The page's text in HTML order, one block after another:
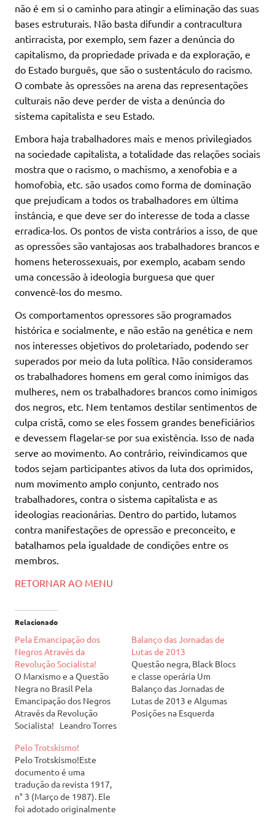
não é em si o caminho para atingir a eliminação das suas
bases estruturais. Não basta difundir a contracultura
antirracista, por exemplo, sem fazer a denúncia do
capitalismo, da propriedade privada e da exploração, e
do Estado burguês, que são o sustentáculo do racismo.
O combate às opressões na arena das representações
culturais não deve perder de vista a denúncia do
sistema capitalista e seu Estado.
Embora haja trabalhadores mais e menos privilegiados
na sociedade capitalista, a totalidade das relações sociais
mostra que o racismo, o machismo, a xenofobia e a
homofobia, etc. são usados como forma de dominação
que prejudicam a todos os trabalhadores em última
instância, e que deve ser do interesse de toda a classe
erradica-los. Os pontos de vista contrários a isso, de que
as opressões são vantajosas aos trabalhadores brancos e
homens heterossexuais, por exemplo, acabam sendo
uma concessão à ideologia burguesa que quer
convencê-los do mesmo.
Os comportamentos opressores são programados
histórica e socialmente, e não estão na genética e nem
nos interesses objetivos do proletariado, podendo ser
superados por meio da luta política. Não consideramos
os trabalhadores homens em geral como inimigos das
mulheres, nem os trabalhadores brancos como inimigos
dos negros, etc. Nem tentamos destilar sentimentos de
culpa cristã, como se eles fossem grandes beneficiários
e devessem flagelar-se por sua existência. Isso de nada
serve ao movimento. Ao contrário, reivindicamos que
todos sejam participantes ativos da luta dos oprimidos,
num movimento amplo conjunto, centrado nos
trabalhadores, contra o sistema capitalista e as
ideologias reacionárias. Dentro do partido, lutamos
contra manifestações de opressão e preconceito, e
batalhamos pela igualdade de condições entre os
membros.
RETORNAR AO MENU
Relacionado
Pela Emancipação dos
Negros Através da
Revolução Socialista!
O Marxismo e a Questão
Negra no Brasil Pela
Emancipação dos Negros
Através da Revolução
Socialista! Leandro Torres
sua gênese o modo de
produção capitalista
sustenta as mais variadas
formas de opressão, que
possuem uma expressão
para além da exploração
Balanço das Jornadas de
Lutas de 2013
Questão negra, Black Blocs
e classe operária Um
Balanço das Jornadas de
Lutas de 2013 e Algumas
Posições na Esquerda
Pelo Trotskismo!
Pelo Trotskismo!Este
documento é uma
tradução da revista 1917,
n° 3 (Março de 1987). Ele
foi adotado originalmente